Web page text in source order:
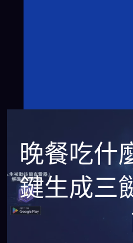
晚餐吃什
鍵生成三